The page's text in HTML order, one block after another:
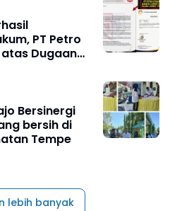
PT Petro
Dugaan
Success Fee
Bersinergi
bersih di
Tempe
lebih banyak